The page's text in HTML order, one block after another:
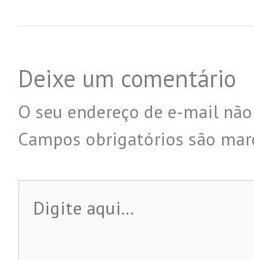
Deixe um comentário
O seu endereço de e-mail
Campos obrigatórios são
aqui...